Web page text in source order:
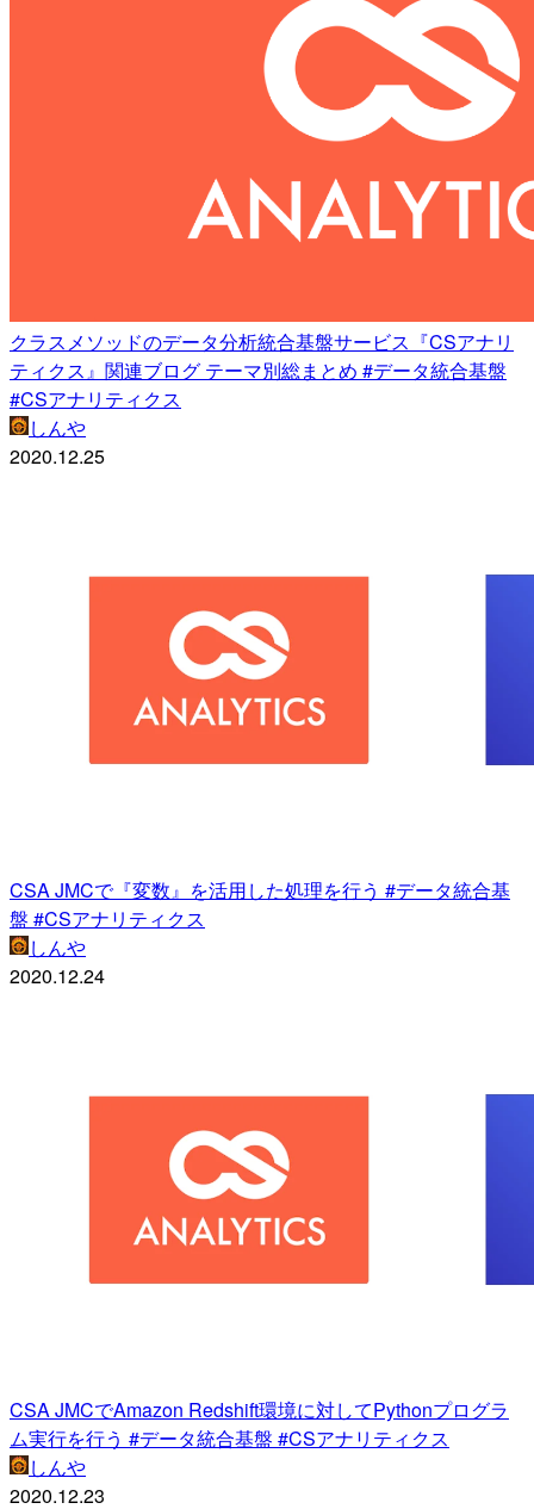
クラスメソッドのデータ分析統合基盤サービス『CSアナリ
ティクス』関連ブログ テーマ別総まとめ #データ統合基盤
#CSアナリティクス
しんや
2020.12.25
CSA JMCで『変数』を活用した処理を行う #データ統合基
盤 #CSアナリティクス
しんや
2020.12.24
CSA JMCでAmazon Redshift環境に対してPythonプログラ
ム実行を行う #データ統合基盤 #CSアナリティクス
しんや
2020.12.23